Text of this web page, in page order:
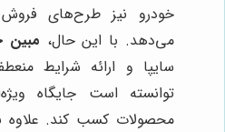
خودرو نیز طرح‌های فروش
می‌دهد. با این حال، مبین
سایپا و ارائه شرایط
توانسته است جایگاه
محصولات کسب کند. علاوه